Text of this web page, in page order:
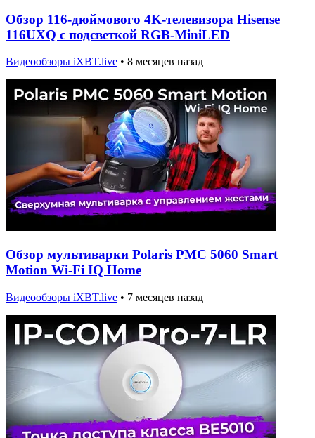
Обзор 116-дюймового 4K-телевизора Hisense
116UXQ с подсветкой RGB-MiniLED
Видеообзоры iXBT.live • 8 месяцев назад
Обзор мультиварки Polaris PMC 5060 Smart
Motion Wi-Fi IQ Home
Видеообзоры iXBT.live • 7 месяцев назад